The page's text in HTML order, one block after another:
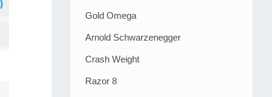
Gold Omega
Arnold Schwarzenegger
Crash Weight
Razor 8